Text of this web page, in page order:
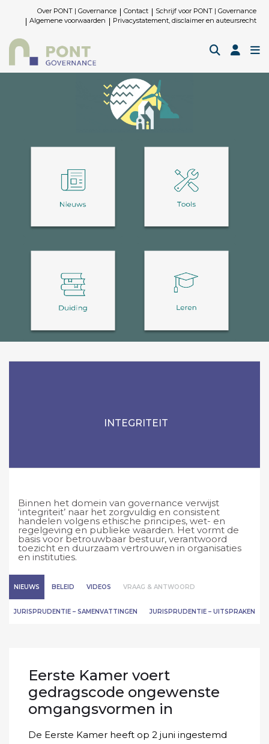
Over PONT | Governance Contact
Schrijf voor PONT | Governance
Algemene voorwaarden
Privacystatement, disclaimer en auteursrecht
INTEGRITEIT
Binnen het domein van governance verwijst
‘integriteit’ naar het zorgvuldig en consistent
handelen volgens ethische principes, wet- en
regelgeving en publieke waarden. Het vormt de
basis voor betrouwbaar bestuur, verantwoord
toezicht en duurzaam vertrouwen in organisaties
en instituties.
NIEUWS BELEID VIDEOS VRAAG & ANTWOORD
JURISPRUDENTIE – SAMENVATTINGEN JURISPRUDENTIE – UITSPRAKEN
Eerste Kamer voert
gedragscode ongewenste
omgangsvormen in
De Eerste Kamer heeft op 2 juni ingestemd